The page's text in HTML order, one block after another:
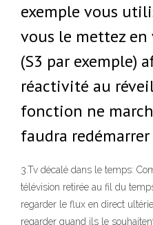
exemple vous
vous le mettez
(S3 par exemple)
réactivité au
fonction ne
faudra redémarrer
3.Tv décalé dans le temps:
télévision retirée au fil du
regarder le flux en direct
regarder quand ils le